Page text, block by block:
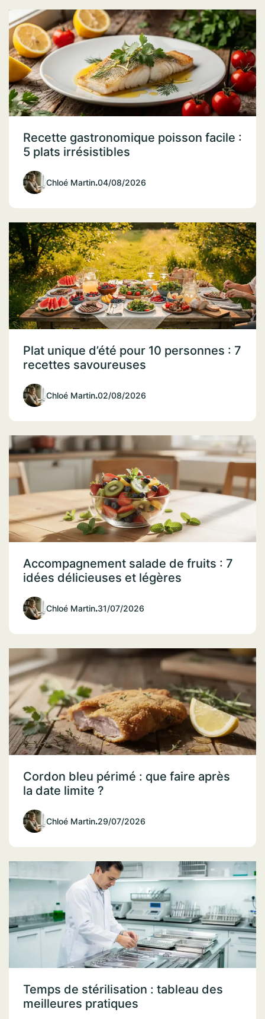
Recette gastronomique poisson facile :
5 plats irrésistibles
Chloé Martin.04/08/2026
Plat unique d’été pour 10 personnes : 7
recettes savoureuses
Chloé Martin.02/08/2026
Accompagnement salade de fruits : 7
idées délicieuses et légères
Chloé Martin.31/07/2026
Cordon bleu périmé : que faire après
la date limite ?
Chloé Martin.29/07/2026
Temps de stérilisation : tableau des
meilleures pratiques